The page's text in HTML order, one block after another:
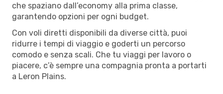
che spaziano dall’economy alla prima classe,
garantendo opzioni per ogni budget.
Con voli diretti disponibili da diverse città, puoi
ridurre i tempi di viaggio e goderti un percorso
comodo e senza scali. Che tu viaggi per lavoro o
piacere, c’è sempre una compagnia pronta a portarti
a Leron Plains.